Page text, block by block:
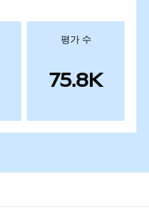
평가 수
75.8K